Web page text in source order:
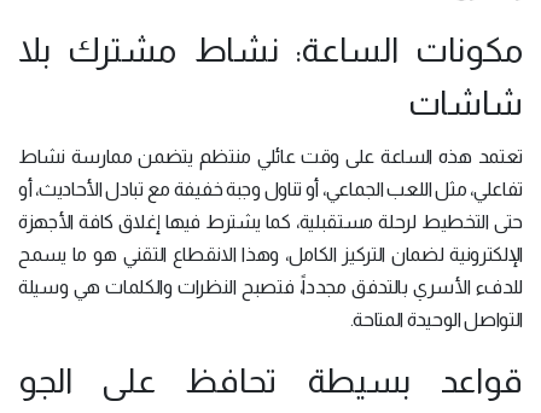
مكونات الساعة: نشاط مشترك بلا
شاشات
تعتمد هذه الساعة على وقت عائلي منتظم يتضمن ممارسة نشاط
تفاعلي، مثل اللعب الجماعي، أو تناول وجبة خفيفة مع تبادل الأحاديث، أو
حتى التخطيط لرحلة مستقبلية، كما يشترط فيها إغلاق كافة الأجهزة
الإلكترونية لضمان التركيز الكامل، وهذا الانقطاع التقني هو ما يسمح
للدفء الأسري بالتدفق مجدداً، فتصبح النظرات والكلمات هي وسيلة
التواصل الوحيدة المتاحة.
قواعد بسيطة تحافظ على الجو